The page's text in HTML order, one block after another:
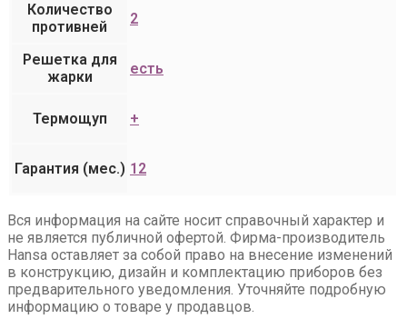
Количество
противней
2
Решетка для
жарки
есть
Термощуп +
Гарантия (мес.) 12
Вся информация на сайте носит справочный характер и
не является публичной офертой. Фирма-производитель
Hansa оставляет за собой право на внесение изменений
в конструкцию, дизайн и комплектацию приборов без
предварительного уведомления. Уточняйте подробную
информацию о товаре у продавцов.